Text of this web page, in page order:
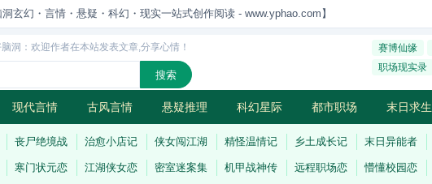
玄幻・言情・悬疑・科幻・现实一站式创作阅读 - www.yphao.com】
洞：欢迎作者在本站发表文章,分享心情！ 赛博仙缘
职场现实录
现代言情 古风言情 悬疑推理 科幻星际 都市职场 末日求生
连载
丧尸绝境战 治愈小店记 侠女闯江湖 精怪温情记 乡土成长记 末日异能者
寒门状元恋 江湖侠女恋 密室迷案集 机甲战神传 远程职场恋 懵懂校园恋